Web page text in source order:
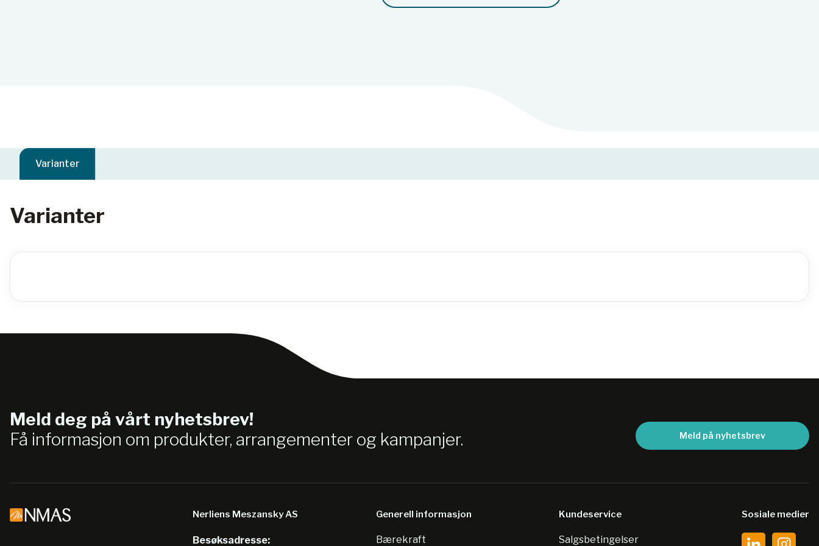
Varianter
Varianter
Meld deg på vårt nyhetsbrev!
Få informasjon om produkter, arrangementer og kampanjer.
Meld på nyhetsbrev
Nerliens Meszansky AS
Besøksadresse:
Generell informasjon
Bærekraft
Kundeservice
Salgsbetingelser
Sosiale medier